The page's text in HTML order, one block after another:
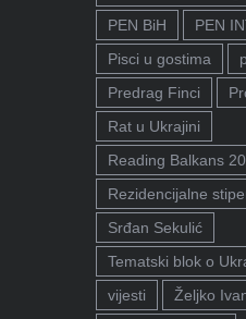
PEN BiH
PEN
Pisci u gostima
Predrag Finci
Rat u Ukrajini
Reading Balkans
Rezidencijalne
Srđan Sekulić
Tematski blok o
vijesti
Željko